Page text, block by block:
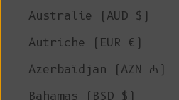
Australie (AUD $)
Autriche (EUR €)
Azerbaïdjan (AZN ₼)
Bahamas (BSD $)